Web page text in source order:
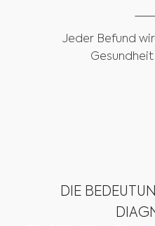
Jeder Befund
DIE